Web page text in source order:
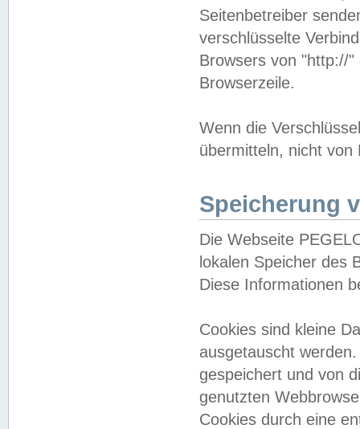
Seitenbetreiber
verschlüsselte
Browsers von "http://
Browserzeile.
Wenn die
übermitteln, nicht von
Speicherung
Die Webseite
lokalen Speicher des
Diese Informationen
Cookies sind kleine
ausgetauscht
gespeichert und von
genutzten
Cookies durch eine